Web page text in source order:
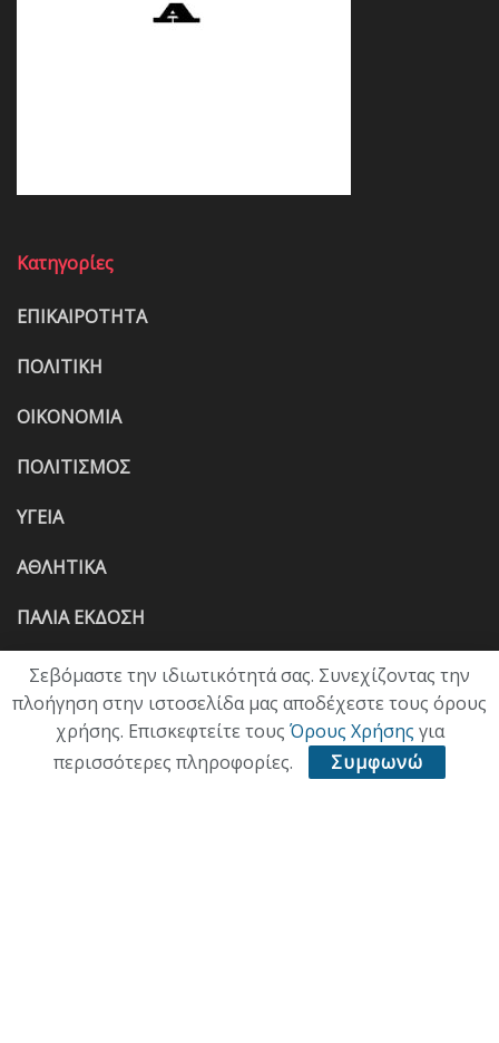
Κατηγορίες
ΕΠΙΚΑΙΡΟΤΗΤΑ
ΠΟΛΙΤΙΚΗ
ΟΙΚΟΝΟΜΙΑ
ΠΟΛΙΤΙΣΜΟΣ
ΥΓΕΙΑ
ΑΘΛΗΤΙΚΑ
ΠΑΛΙΑ ΕΚΔΟΣΗ
Σεβόμαστε την ιδιωτικότητά σας. Συνεχίζοντας την
πλοήγηση στην ιστοσελίδα μας αποδέχεστε τους όρους
χρήσης. Επισκεφτείτε τους Όρους Χρήσης για
περισσότερες πληροφορίες.
Συμφωνώ